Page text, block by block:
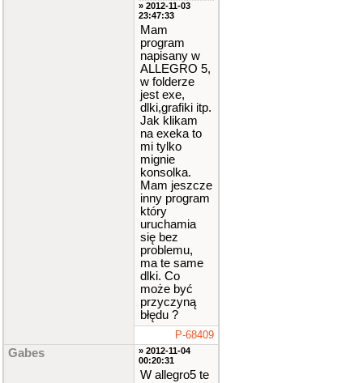
» 2012-11-03
23:47:33
Mam
program
napisany w
ALLEGRO 5,
w folderze
jest exe,
dlki,grafiki itp.
Jak klikam
na exeka to
mi tylko
mignie
konsolka.
Mam jeszcze
inny program
który
uruchamia
się bez
problemu,
ma te same
dlki. Co
może być
przyczyną
błędu ?
P-68409
Gabes
» 2012-11-04
00:20:31
W allegro5 te